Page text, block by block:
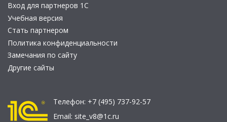
Вход для партнеров 1С
Учебная версия
Стать партнером
Политика конфиденциальности
Замечания по сайту
Другие сайты
Телефон: +7 (495) 737-92-57
Email: site_v8@1c.ru